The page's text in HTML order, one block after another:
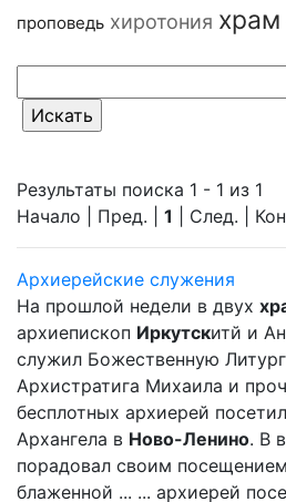
проповедь хиротония храм
Результаты поиска 1 - 1 из 1
Начало | Пред. | 1 | След. |
Архиерейские служения
На прошлой недели в двух
архиепископ Иркутскитй и
служил Божественную
Архистратига Михаила и
бесплотных архиерей посетил
Архангела в Ново-Ленино. В
порадовал своим посещением
блаженной ... ... архиерей